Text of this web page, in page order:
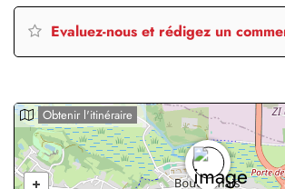
Evaluez-nous et rédigez un
Obtenir l'itinéraire